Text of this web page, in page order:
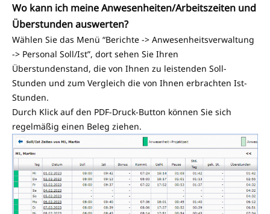
Wo kann ich meine Anwesenheiten/Arbeitszeiten und
Überstunden auswerten?
Wählen Sie das Menü “Berichte -> Anwesenheitsverwaltung
-> Personal Soll/Ist”, dort sehen Sie Ihren
Überstundenstand, die von Ihnen zu leistenden Soll-
Stunden und zum Vergleich die von Ihnen erbrachten Ist-
Stunden.
Durch Klick auf den PDF-Druck-Button können Sie sich
regelmäßig einen Beleg ziehen.